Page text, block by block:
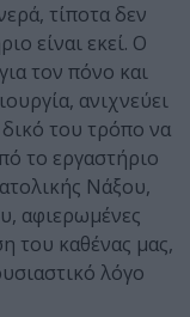
τίποτα δεν
είναι εκεί. Ο
τον πόνο και
ανιχνεύει
δικό του τρόπο να
το εργαστήριο
Νάξου,
αφιερωμένες
του καθένας μας,
λόγο